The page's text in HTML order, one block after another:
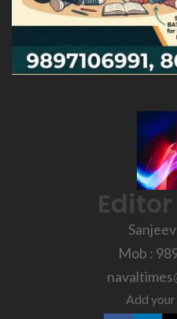
Mob :
Add